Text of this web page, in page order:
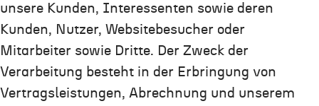
unsere Kunden, Interessenten sowie deren
Kunden, Nutzer, Websitebesucher oder
Mitarbeiter sowie Dritte. Der Zweck der
Verarbeitung besteht in der Erbringung von
Vertragsleistungen, Abrechnung und unserem